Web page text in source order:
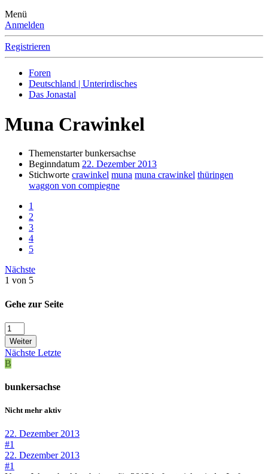
Menü
Anmelden
Registrieren
Foren
Deutschland | Unterirdisches
Das Jonastal
Muna Crawinkel
Themenstarter bunkersachse
Beginndatum 22. Dezember 2013
Stichworte crawinkel muna muna crawinkel thüringen
waggon von compiegne
1
2
3
4
5
Nächste
1 von 5
Gehe zur Seite
Weiter
Nächste Letzte
B
bunkersachse
Nicht mehr aktiv
22. Dezember 2013
#1
22. Dezember 2013
#1